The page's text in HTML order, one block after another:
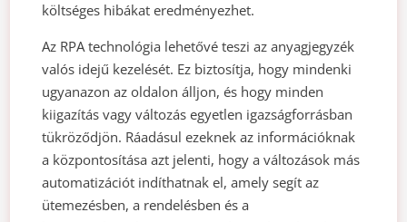
költséges hibákat eredményezhet.
Az RPA technológia lehetővé teszi az anyagjegyzék
valós idejű kezelését. Ez biztosítja, hogy mindenki
ugyanazon az oldalon álljon, és hogy minden
kiigazítás vagy változás egyetlen igazságforrásban
tükröződjön. Ráadásul ezeknek az információknak
a központosítása azt jelenti, hogy a változások más
automatizációt indíthatnak el, amely segít az
ütemezésben, a rendelésben és a